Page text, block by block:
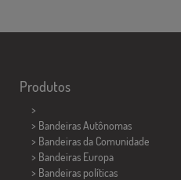
Produtos
>
> Bandeiras Autônomas
> Bandeiras da Comunidade
> Bandeiras Europa
> Bandeiras políticas